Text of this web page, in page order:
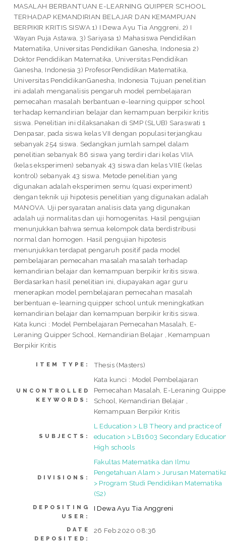
MASALAH BERBANTUAN E-LEARNING QUIPPER SCHOOL
TERHADAP KEMANDIRIAN BELAJAR DAN KEMAMPUAN
BERPIKIR KRITIS SISWA 1) I Dewa Ayu Tia Anggreni, 2) I
Wayan Puja Astawa, 3) Sariyasa 1) Mahasiswa Pendidikan
Matematika, Universitas Pendidikan Ganesha, Indonesia 2)
Doktor Pendidikan Matematika, Universitas Pendidikan
Ganesha, Indonesia 3) ProfesorPendidikan Matematika,
Universitas PendidikanGanesha, Indonesia Tujuan penelitian
ini adalah menganalisis pengaruh model pembelajaran
pemecahan masalah berbantuan e-learning quipper school
terhadap kemandirian belajar dan kemampuan berpikir kritis
siswa. Penelitian ini dilaksanakan di SMP (SLUB) Saraswati 1
Denpasar, pada siswa kelas VII dengan populasi terjangkau
sebanyak 254 siswa. Sedangkan jumlah sampel dalam
penelitian sebanyak 86 siswa yang terdiri dari kelas VIIA
(kelas eksperimen) sebanyak 43 siswa dan kelas VIIE (kelas
kontrol) sebanyak 43 siswa. Metode penelitian yang
digunakan adalah eksperimen semu (quasi experiment)
dengan teknik uji hipotesis penelitian yang digunakan adalah
MANOVA. Uji persyaratan analisis data yang digunakan
adalah uji normalitas dan uji homogenitas. Hasil pengujian
menunjukkan bahwa semua kelompok data berdistribusi
normal dan homogen. Hasil pengujian hipotesis
menunjukkan terdapat pengaruh positif pada model
pembelajaran pemecahan masalah masalah terhadap
kemandirian belajar dan kemampuan berpikir kritis siswa.
Berdasarkan hasil penelitian ini, diupayakan agar guru
menerapkan model pembelajaran pemecahan masalah
berbentuan e-learning quipper school untuk meningkatkan
kemandirian belajar dan kemampuan berpikir kritis siswa.
Kata kunci : Model Pembelajaran Pemecahan Masalah, E-
Leraning Quipper School, Kemandirian Belajar , Kemampuan
Berpikir Kritis
ITEM TYPE: Thesis (Masters)
UNCONTROLLED
KEYWORDS:
Kata kunci : Model Pembelajaran
Pemecahan Masalah, E-Leraning
School, Kemandirian Belajar ,
Kemampuan Berpikir Kritis
SUBJECTS:
L Education > LB Theory and practice of
education > LB1603 Secondary
High schools
DIVISIONS:
Fakultas Matematika dan Ilmu
Pengetahuan Alam > Jurusan
> Program Studi Pendidikan Matematika
(S2)
DEPOSITING
USER:
I Dewa Ayu Tia Anggreni
DATE
DEPOSITED:
26 Feb 2020 08:36